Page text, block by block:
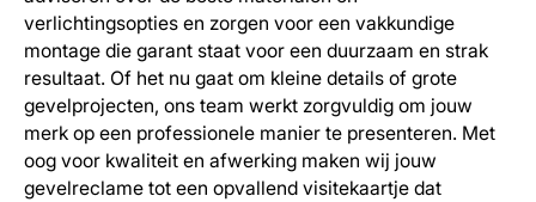
verlichtingsopties en zorgen voor een vakkundige
montage die garant staat voor een duurzaam en strak
resultaat. Of het nu gaat om kleine details of grote
gevelprojecten, ons team werkt zorgvuldig om jouw
merk op een professionele manier te presenteren. Met
oog voor kwaliteit en afwerking maken wij jouw
gevelreclame tot een opvallend visitekaartje dat